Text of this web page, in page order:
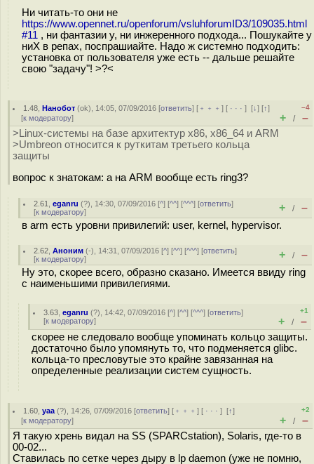
Ни читать-то они не
https://www.opennet.ru/openforum/vsluhforumID3/109035.html
#11 , ни фантазии у, ни инжеренного подхода... Пошукайте у
ниХ в репах, поспрашиайте. Надо ж системно подходить:
установка от пользователя уже есть -- дальше решайте
свою "задачу"! >?<
1.48 ,Нанобот (ok), 14:05, 07/09/2016 [ответить] [ ﹢﹢﹢] [ · · ·][↓] [↑]
[к модератору]
–4
+ / –
>Linux-системы на базе архитектур x86, x86_64 и ARM
>Umbreon относится к руткитам третьего кольца
защиты
вопрос к знатокам: а на ARM вообще есть ring3?
2.61 ,eganru (?), 14:30, 07/09/2016 [^] [^^] [^^^] [ответить]
[к модератору] + / –
в arm есть уровни привилегий: user, kernel, hypervisor.
2.62 ,Аноним (-), 14:31, 07/09/2016 [^] [^^] [^^^] [ответить]
[к модератору] + / –
Ну это, скорее всего, образно сказано. Имеется ввиду ring
с наименьшими привилегиями.
3.63 ,eganru (?), 14:42, 07/09/2016 [^] [^^] [^^^] [ответить]
[к модератору]
+1
+ / –
скорее не следовало вообще упоминать кольцо защиты.
достаточно было упомянуть то, что подменяется glibc.
кольца-то пресловутые это крайне завязанная на
определенные реализации систем сущность.
1.60 ,yaa (?), 14:26, 07/09/2016 [ответить] [ ﹢﹢﹢] [ · · ·][↑]
[к модератору]
+2
+ / –
Я такую хрень видал на SS (SPARCstation), Solaris, где-то в
00-02...
Ставилась по сетке через дыру в lp daemon (уже не помню,